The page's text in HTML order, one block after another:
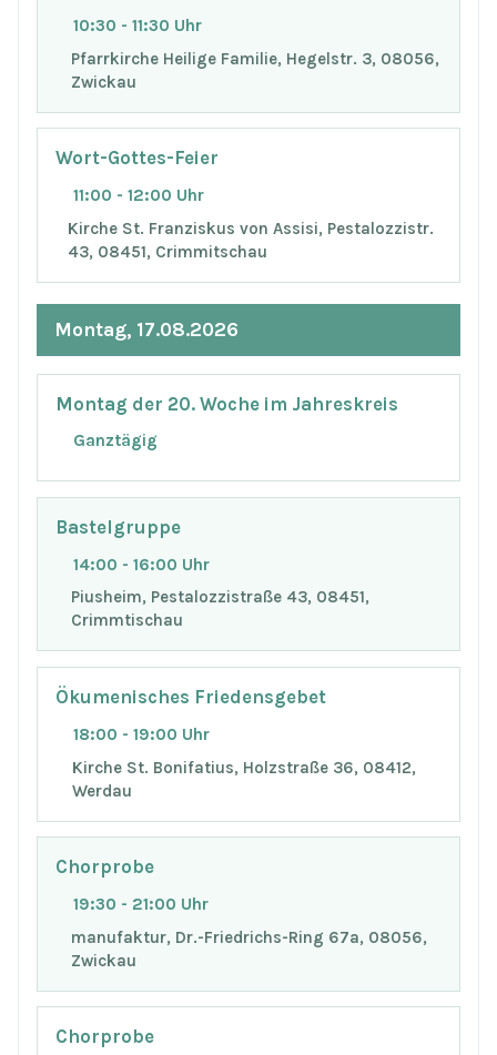
10:30 - 11:30 Uhr
Pfarrkirche Heilige Familie, Hegelstr. 3, 08056,
Zwickau
Wort-Gottes-Feier
11:00 - 12:00 Uhr
Kirche St. Franziskus von Assisi, Pestalozzistr.
43, 08451, Crimmitschau
Montag, 17.08.2026
Montag der 20. Woche im Jahreskreis
Ganztägig
Bastelgruppe
14:00 - 16:00 Uhr
Piusheim, Pestalozzistraße 43, 08451,
Crimmtischau
Ökumenisches Friedensgebet
18:00 - 19:00 Uhr
Kirche St. Bonifatius, Holzstraße 36, 08412,
Werdau
Chorprobe
19:30 - 21:00 Uhr
manufaktur, Dr.-Friedrichs-Ring 67a, 08056,
Zwickau
Chorprobe